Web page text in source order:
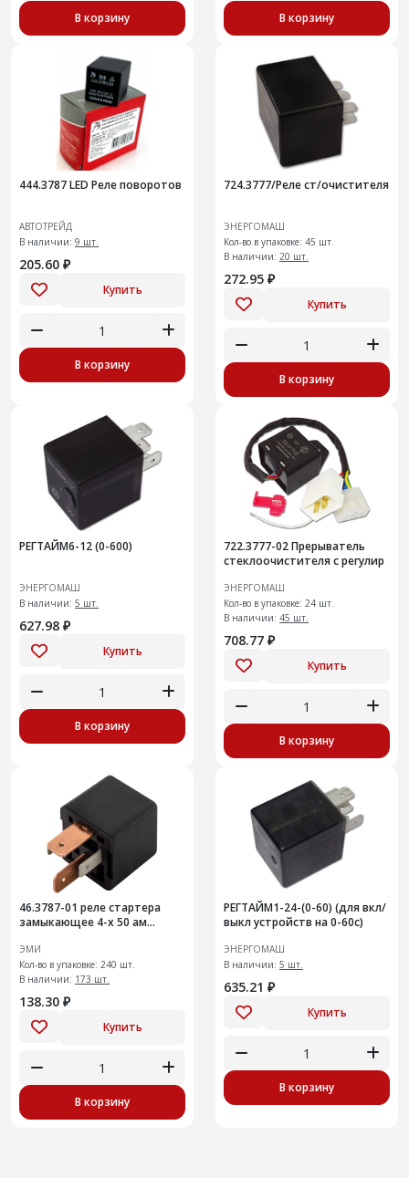
В корзину В корзину
444.3787 LED Реле поворотов
АВТОТРЕЙД
В наличии: 9 шт.
205.60 ₽
Купить
В корзину
724.3777/Реле ст/очистителя
ЭНЕРГОМАШ
Кол-во в упаковке: 45 шт.
В наличии: 20 шт.
272.95 ₽
Купить
В корзину
РЕГТАЙМ6-12 (0-600)
ЭНЕРГОМАШ
В наличии: 5 шт.
627.98 ₽
Купить
В корзину
722.3777-02 Прерыватель
стеклоочистителя с регулир
ЭНЕРГОМАШ
Кол-во в упаковке: 24 шт.
В наличии: 45 шт.
708.77 ₽
Купить
В корзину
46.3787-01 реле стартера
замыкающее 4-х 50 ам
ЭМИ
Кол-во в упаковке: 240 шт.
В наличии: 173 шт.
138.30 ₽
Купить
В корзину
РЕГТАЙМ1-24-(0-60) (для вкл/
выкл устройств на 0-60с)
ЭНЕРГОМАШ
В наличии: 5 шт.
635.21 ₽
Купить
В корзину